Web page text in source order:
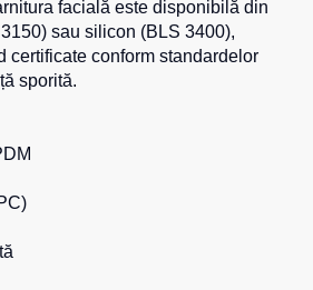
facială este disponibilă din
sau silicon (BLS 3400),
certificate conform standardelor
sporită.